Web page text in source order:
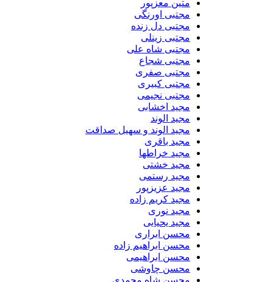
متین معزپور
مجتبی اورنگی
مجتبی دل زنده
مجتبی زینلی
مجتبی شاه علی
مجتبی شجاع
مجتبی صفری
مجتبی کبیری
مجتبی نجیمی
مجید اخشابی
مجید الوند‎
مجید الوند و سهیل صداقت
مجید باقری
مجید خراطها
مجید خشتی
مجید رستمی
مجید عزیزپور
مجید کریم زاده
مجید نوری
مجید یحیایی
محسن ابراری
محسن ابراهیم زاده
محسن ابراهیمی
محسن چاوشی
محسن شاه محمدی